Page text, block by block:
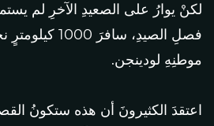
لكنْ يوارُ على الصعيدِ الآخرِ لم
فصلِ الصيدِ،
موطنِهِ لودينجن.
اعتقدَ الكثيرونَ أن هذه ستكونُ